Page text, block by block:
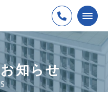
知らせ